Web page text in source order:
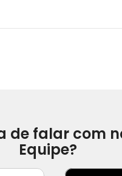
de falar com
Equipe?